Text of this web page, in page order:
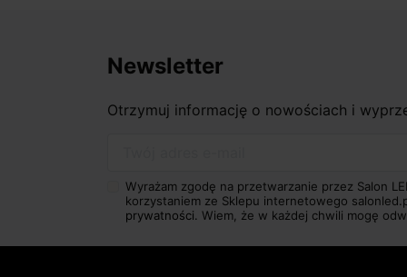
Newsletter
Otrzymuj informację o nowościach i
Wyrażam zgodę na przetwarzanie przez Salon
korzystaniem ze Sklepu internetowego
prywatności. Wiem, że w każdej chwili mogę